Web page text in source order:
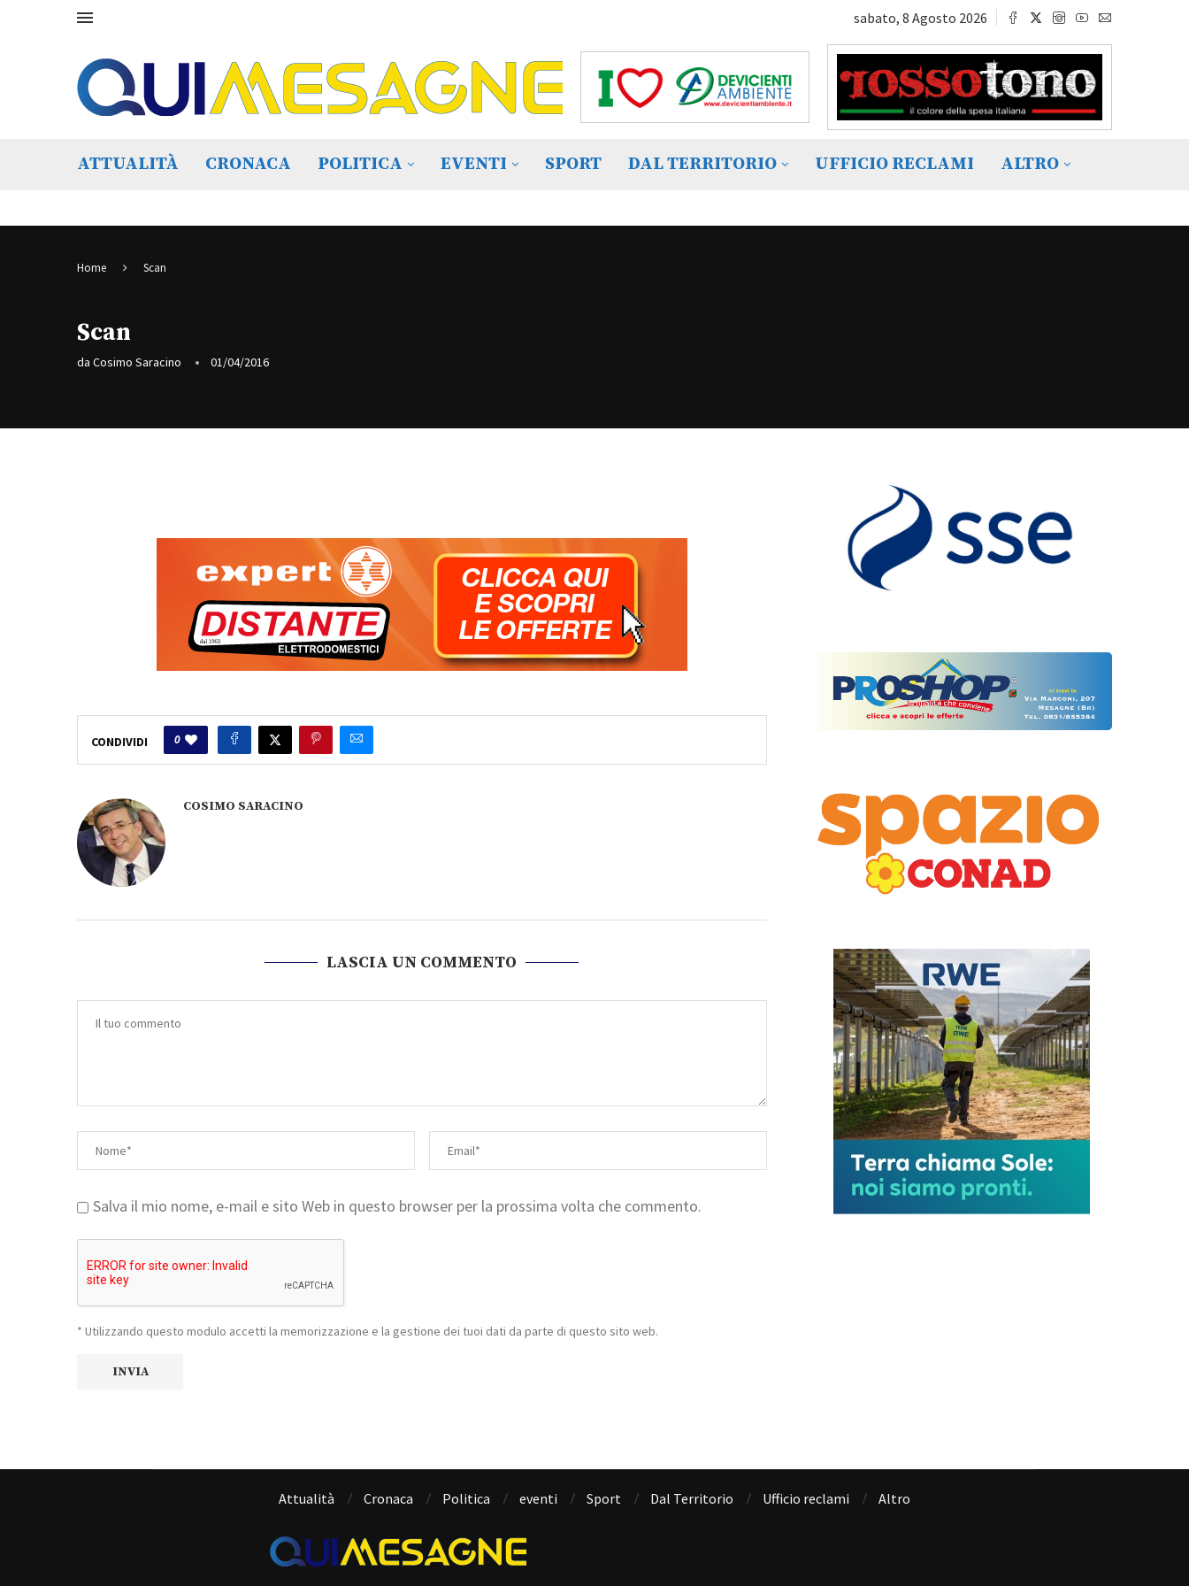
sabato, 8 Agosto 2026
ATTUALITÀ CRONACA POLITICA EVENTI SPORT DAL TERRITORIO UFFICIO RECLAMI ALTRO
Home Scan
Scan
da Cosimo Saracino 01/04/2016
CONDIVIDI 0
COSIMO SARACINO
LASCIA UN COMMENTO
Salva il mio nome, e-mail e sito Web in questo browser per la prossima volta che commento.
* Utilizzando questo modulo accetti la memorizzazione e la gestione dei tuoi dati da parte di questo sito web.
Attualità Cronaca Politica eventi Sport Dal Territorio Ufficio reclami Altro